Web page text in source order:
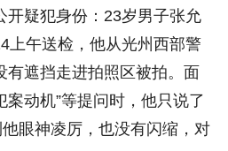
开疑犯身份：23岁男子张允
上午送检，他从光州西部警
有遮挡走进拍照区被拍。面
案动机”等提问时，他只说了
他眼神凌厉，也没有闪缩，对